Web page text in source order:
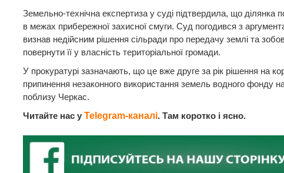
Земельно-технічна експертиза у суді підтвердила, що ділянка
в межах прибережної захисної смуги. Суд погодився з
визнав недійсним рішення сільради про передачу землі та
повернути її у власність територіальної громади.
У прокуратурі зазначають, що це вже друге за рік рішення на
припинення незаконного використання земель водного фонду
поблизу Черкас.
Читайте нас у Telegram-каналі. Там коротко і ясно.